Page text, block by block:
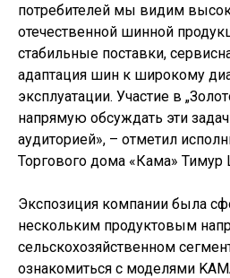
потребителей мы видим
отечественной шинной
стабильные поставки,
адаптация шин к широкому
эксплуатации. Участие в
напрямую обсуждать эти
аудиторией», – отметил
Торгового дома «Кама» Тимур
Экспозиция компании была
нескольким продуктовым
сельскохозяйственном
ознакомиться с моделями